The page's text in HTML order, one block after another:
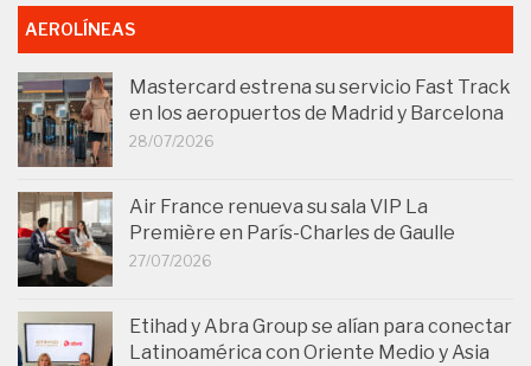
AEROLÍNEAS
Mastercard estrena su servicio Fast Track
en los aeropuertos de Madrid y Barcelona
28/07/2026
Air France renueva su sala VIP La
Première en París-Charles de Gaulle
27/07/2026
Etihad y Abra Group se alían para conectar
Latinoamérica con Oriente Medio y Asia